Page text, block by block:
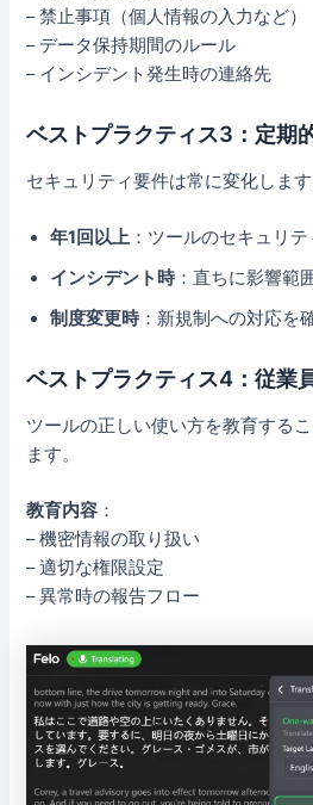
– 禁止事項（個人情報の入力など）
– データ保持期間のルール
– インシデント発生時の連絡先
ベストプラクティス3：定期
セキュリティ要件は常に変化します
年1回以上 ：ツールのセキュリ
インシデント時 ：直ちに影響範
制度変更時 ：新規制への対応を
ベストプラクティス4：従業
ツールの正しい使い方を教育する
ます。
教育内容 ：
– 機密情報の取り扱い
– 適切な権限設定
– 異常時の報告フロー